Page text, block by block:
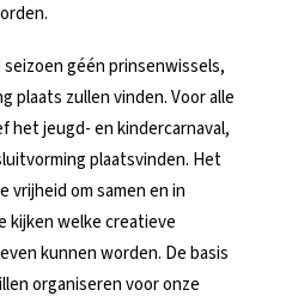
géén prinsenwissels,
plaats zullen vinden. Voor alle
het jeugd- en kindercarnaval,
plaatsvinden. Het
vrijheid om samen en in
kijken welke creatieve
kunnen worden. De basis
organiseren voor onze